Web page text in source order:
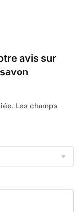
avis sur
savon
Les champs